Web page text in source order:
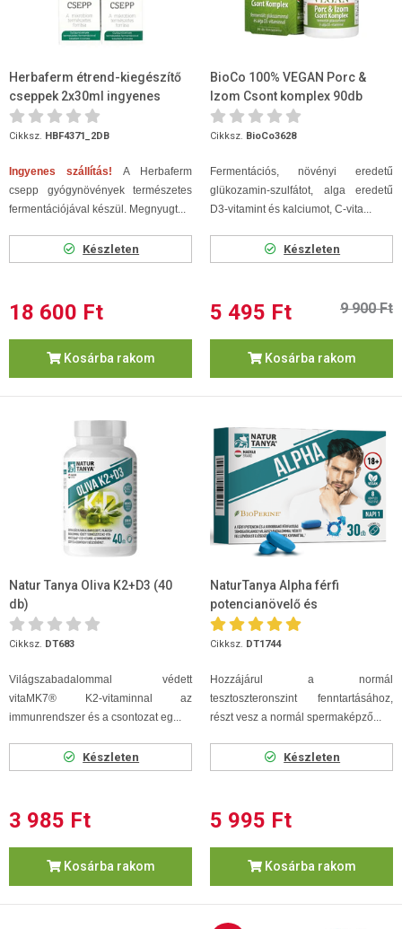
Herbaferm étrend-kiegészítő
cseppek 2x30ml ingyenes
szállítással
Cikksz. HBF4371_2DB
Ingyenes szállítás! A Herbaferm
csepp gyógynövények természetes
fermentációjával készül. Megnyugt...
Készleten
18 600 Ft
Kosárba rakom
BioCo 100% VEGAN Porc &
Izom Csont komplex 90db
Cikksz. BioCo3628
Fermentációs, növényi eredetű
glükozamin-szulfátot, alga eredetű
D3-vitamint és kalciumot, C-vita...
Készleten
5 495 Ft 9 900 Ft
Kosárba rakom
Natur Tanya Oliva K2+D3 (40
db)
Cikksz. DT683
Világszabadalommal védett
vitaMK7® K2-vitaminnal az
immunrendszer és a csontozat eg...
Készleten
3 985 Ft
Kosárba rakom
NaturTanya Alpha férfi
potencianövelő és
energetizáló tabletta 30db
Cikksz. DT1744
Hozzájárul a normál
tesztoszteronszint fenntartásához,
részt vesz a normál spermaképző...
Készleten
5 995 Ft
Kosárba rakom